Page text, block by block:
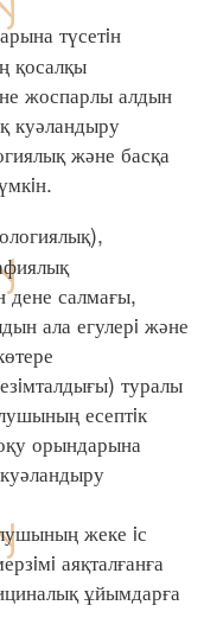
түсетiн
қосалқы
жоспарлы алдын
куәландыру
және басқа
дене салмағы,
ала егулерi және
туралы
есептiк
орындарына
жеке iс
аяқталғанға
ұйымдарға